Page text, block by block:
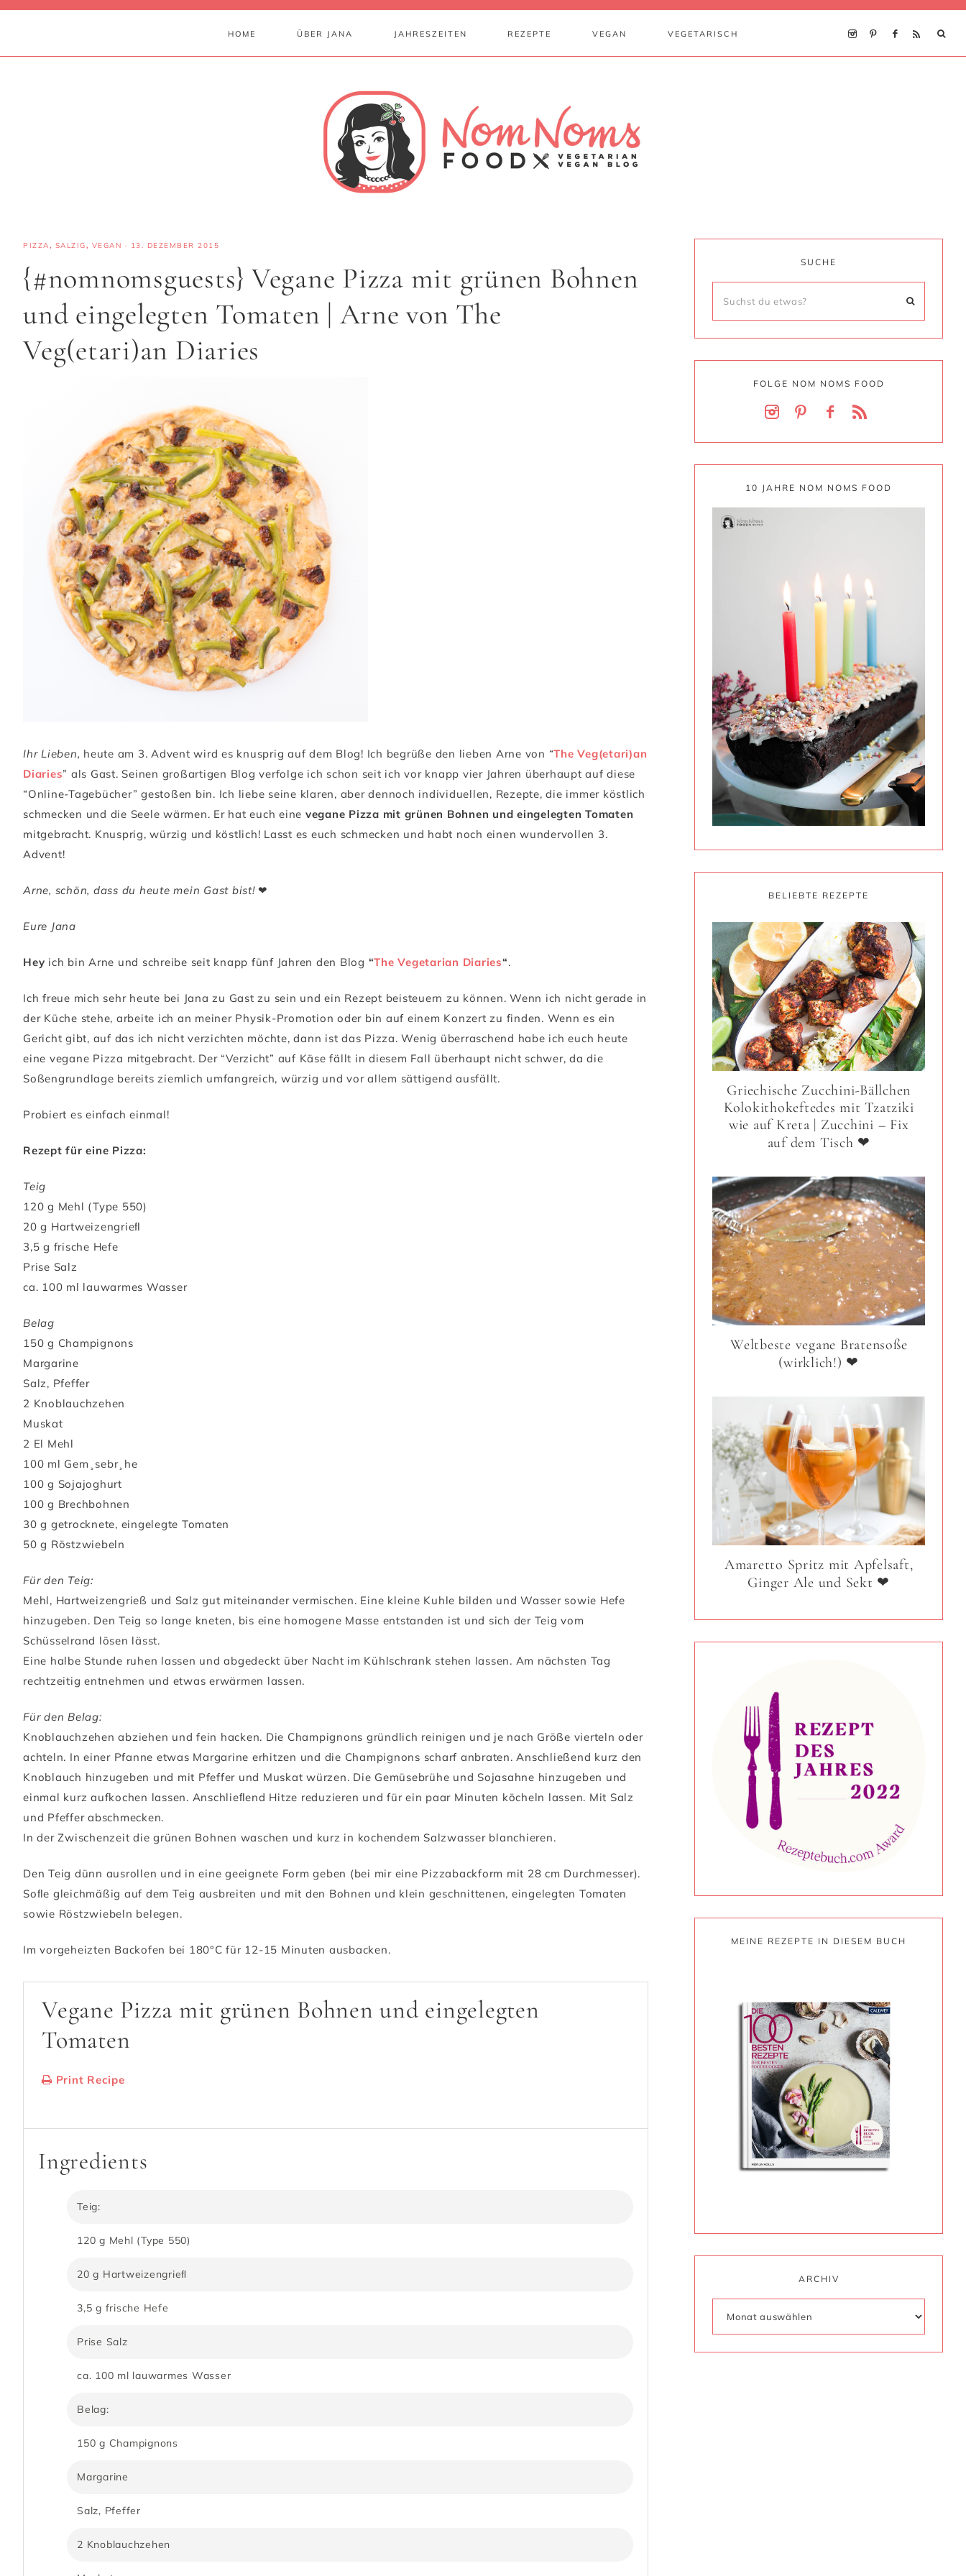
HOME ÜBER JANA JAHRESZEITEN REZEPTE VEGAN VEGETARISCH
PIZZA, SALZIG, VEGAN · 13. DEZEMBER 2015
{#nomnomsguests} Vegane Pizza mit grünen Bohnen
und eingelegten Tomaten | Arne von The
Veg(etari)an Diaries
Ihr Lieben, heute am 3. Advent wird es knusprig auf dem Blog! Ich begrüße den lieben Arne von “The Veg(etari)an
Diaries” als Gast. Seinen großartigen Blog verfolge ich schon seit ich vor knapp vier Jahren überhaupt auf diese
“Online-Tagebücher” gestoßen bin. Ich liebe seine klaren, aber dennoch individuellen, Rezepte, die immer köstlich
schmecken und die Seele wärmen. Er hat euch eine vegane Pizza mit grünen Bohnen und eingelegten Tomaten
mitgebracht. Knusprig, würzig und köstlich! Lasst es euch schmecken und habt noch einen wundervollen 3.
Advent!
Arne, schön, dass du heute mein Gast bist!❤
Eure Jana
Hey ich bin Arne und schreibe seit knapp fünf Jahren den Blog “The Vegetarian Diaries“.
Ich freue mich sehr heute bei Jana zu Gast zu sein und ein Rezept beisteuern zu können. Wenn ich nicht gerade in
der Küche stehe, arbeite ich an meiner Physik-Promotion oder bin auf einem Konzert zu finden. Wenn es ein
Gericht gibt, auf das ich nicht verzichten möchte, dann ist das Pizza. Wenig überraschend habe ich euch heute
eine vegane Pizza mitgebracht. Der “Verzicht” auf Käse fällt in diesem Fall überhaupt nicht schwer, da die
Soßengrundlage bereits ziemlich umfangreich, würzig und vor allem sättigend ausfällt.
Probiert es einfach einmal!
Rezept für eine Pizza:
Teig
120 g Mehl (Type 550)
20 g Hartweizengrieﬂ
3,5 g frische Hefe
Prise Salz
ca. 100 ml lauwarmes Wasser
Belag
150 g Champignons
Margarine
Salz, Pfeffer
2 Knoblauchzehen
Muskat
2 El Mehl
100 ml Gem¸sebr¸he
100 g Sojajoghurt
100 g Brechbohnen
30 g getrocknete, eingelegte Tomaten
50 g Röstzwiebeln
Für den Teig:
Mehl, Hartweizengrieß und Salz gut miteinander vermischen. Eine kleine Kuhle bilden und Wasser sowie Hefe
hinzugeben. Den Teig so lange kneten, bis eine homogene Masse entstanden ist und sich der Teig vom
Schüsselrand lösen lässt.
Eine halbe Stunde ruhen lassen und abgedeckt über Nacht im Kühlschrank stehen lassen. Am nächsten Tag
rechtzeitig entnehmen und etwas erwärmen lassen.
Für den Belag:
Knoblauchzehen abziehen und fein hacken. Die Champignons gründlich reinigen und je nach Größe vierteln oder
achteln. In einer Pfanne etwas Margarine erhitzen und die Champignons scharf anbraten. Anschließend kurz den
Knoblauch hinzugeben und mit Pfeffer und Muskat würzen. Die Gemüsebrühe und Sojasahne hinzugeben und
einmal kurz aufkochen lassen. Anschlieﬂend Hitze reduzieren und für ein paar Minuten köcheln lassen. Mit Salz
und Pfeffer abschmecken.
In der Zwischenzeit die grünen Bohnen waschen und kurz in kochendem Salzwasser blanchieren.
Den Teig dünn ausrollen und in eine geeignete Form geben (bei mir eine Pizzabackform mit 28 cm Durchmesser).
Soﬂe gleichmäßig auf dem Teig ausbreiten und mit den Bohnen und klein geschnittenen, eingelegten Tomaten
sowie Röstzwiebeln belegen.
Im vorgeheizten Backofen bei 180°C für 12-15 Minuten ausbacken.
Vegane Pizza mit grünen Bohnen und eingelegten
Tomaten
Print Recipe
Ingredients
Teig:
120 g Mehl (Type 550)
20 g Hartweizengrieﬂ
3,5 g frische Hefe
Prise Salz
ca. 100 ml lauwarmes Wasser
Belag:
150 g Champignons
Margarine
Salz, Pfeffer
2 Knoblauchzehen
SUCHE
FOLGE NOM NOMS FOOD
10 JAHRE NOM NOMS FOOD
BELIEBTE REZEPTE
Griechische Zucchini-Bällchen
Kolokithokeftedes mit Tzatziki
wie auf Kreta | Zucchini – Fix
auf dem Tisch ❤
Weltbeste vegane Bratensoße
(wirklich!) ❤
Amaretto Spritz mit Apfelsaft,
Ginger Ale und Sekt ❤
MEINE REZEPTE IN DIESEM BUCH
ARCHIV